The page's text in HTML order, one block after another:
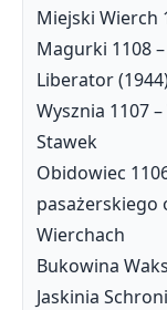
Miejski Wierch
Magurki 1108
Liberator
Wysznia 1107
Stawek
Obidowiec
pasażerskiego
Wierchach
Bukowina
Jaskinia